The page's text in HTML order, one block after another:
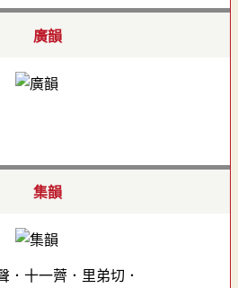
廣韻
集韻